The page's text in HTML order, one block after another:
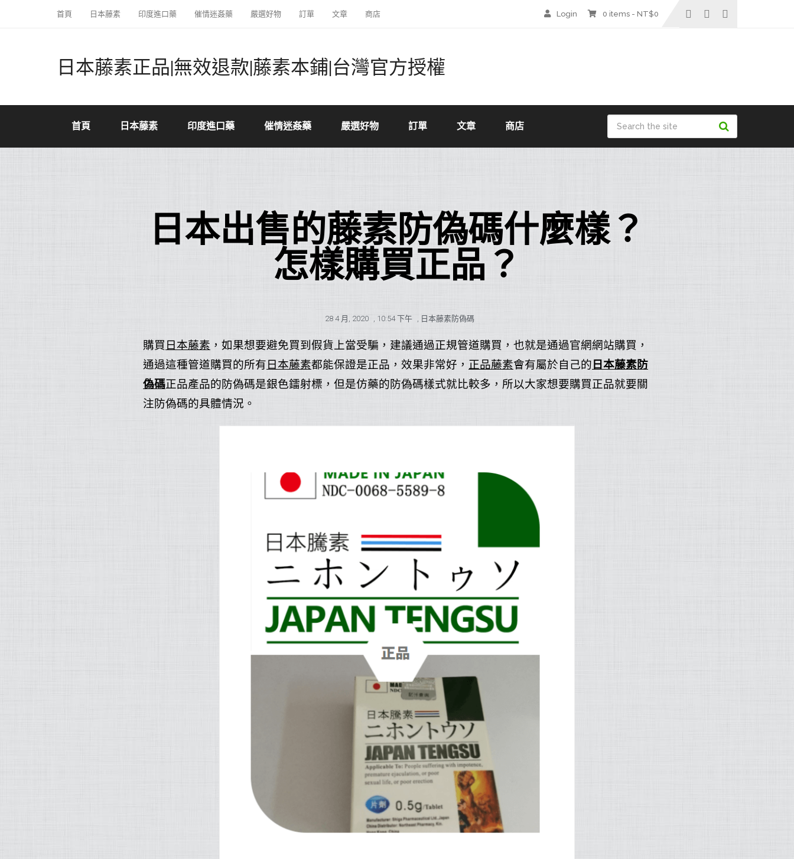
首頁 日本藤素 印度進口藥 催情迷姦藥 嚴選好物 訂單 文章 商店 Login 0 items - NT$0
日本藤素正品|無效退款|藤素本鋪|台灣官方授權
首頁 日本藤素 印度進口藥 催情迷姦藥 嚴選好物 訂單 文章 商店
日本出售的藤素防偽碼什麼樣？
怎樣購買正品？
28 4 月, 2020 , 10:54 下午 , 日本藤素防偽碼
購買 日本藤素 ，如果想要避免買到假貨上當受騙，建議通過正規管道購買，也就是通過官網網站購買，
通過這種管道購買的所有 日本藤素都能保證是正品，效果非常好， 正品藤素會有屬於自己的 日本藤素防
偽碼正品產品的防偽碼是銀色鐳射標，但是仿藥的防偽碼樣式就比較多，所以大家想要購買正品就要關
注防偽碼的具體情況。